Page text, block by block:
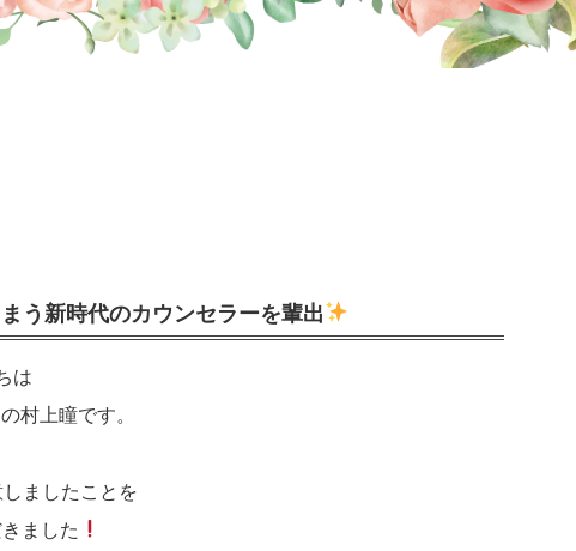
う新時代のカウンセラーを輩出
は
村上瞳です。
ましたことを
ました